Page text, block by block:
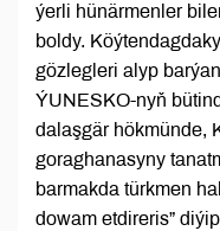
ýerli hünärmenler
boldy.
gözlegleri alyp
ÝUNESKO-nyň
dalaşgär hökmünde,
goraghanasyny
barmakda türkmen
dowam etdireris”